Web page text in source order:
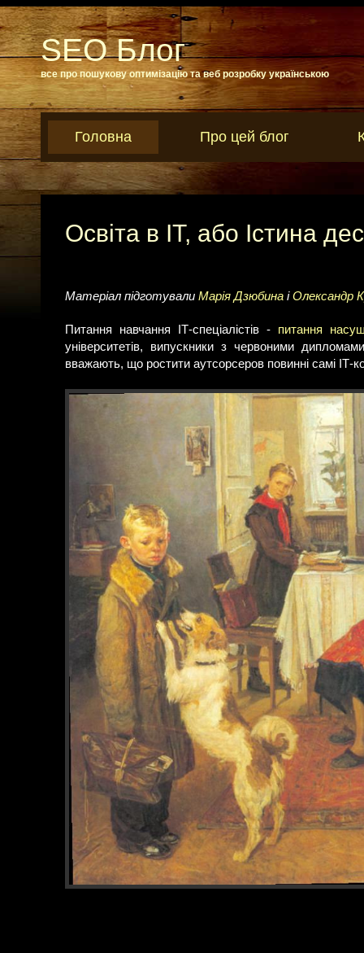
SEO Блог
все про пошукову оптимізацію та веб розробку українською
Головна Про цей блог
Освіта в IT, або Істина
Матеріал підготували Марія Дзюбина іОлександр
Питання навчання ІТ-спеціалістів - питання
університетів, випускники з червоними
вважають, що ростити аутсорсеров повинні самі ІТ-